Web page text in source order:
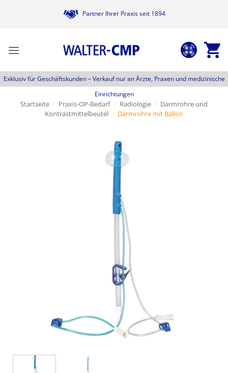
Partner Ihrer Praxis seit 1894
Exklusiv für Geschäftskunden –Verkauf nur an Ärzte, Praxen und medizinische
Einrichtungen
Startseite / Praxis-OP-Bedarf / Radiologie / Darmrohre und
Kontrastmittelbeutel / Darmrohre mit Ballon